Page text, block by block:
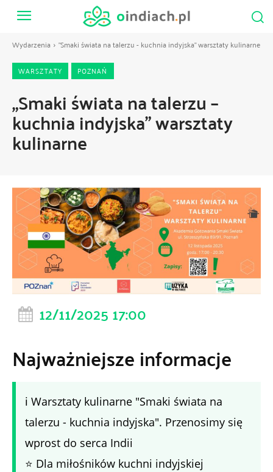
Wydarzenia "Smaki świata na talerzu - kuchnia indyjska" warsztaty kulinarne
WARSZTATY POZNAŃ
„Smaki świata na talerzu –
kuchnia indyjska” warsztaty
kulinarne
12/11/2025 17:00
Najważniejsze informacje
ℹ️ Warsztaty kulinarne "Smaki świata na
talerzu - kuchnia indyjska". Przenosimy się
wprost do serca Indii
⭐ Dla miłośników kuchni indyjskiej